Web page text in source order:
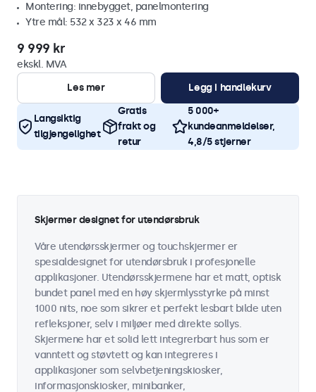
Montering: innebygget, panelmontering
Ytre mål: 532 x 323 x 46 mm
9 999 kr
ekskl. MVA
Les mer
Legg i handlekurv
Langsiktig
tilgjengelighet
Gratis
frakt og
retur
5 000+
kundeanmeldelser,
4,8/5 stjerner
Skjermer designet for utendørsbruk
Våre utendørsskjermer og touchskjermer er
spesialdesignet for utendørsbruk i profesjonelle
applikasjoner. Utendørsskjermene har et matt, optisk
bundet panel med en høy skjermlysstyrke på minst
1000 nits, noe som sikrer et perfekt lesbart bilde uten
refleksjoner, selv i miljøer med direkte sollys.
Skjermene har et solid lett integrerbart hus som er
vanntett og støvtett og kan integreres i
applikasjoner som selvbetjeningskiosker,
informasjonskiosker, minibanker,